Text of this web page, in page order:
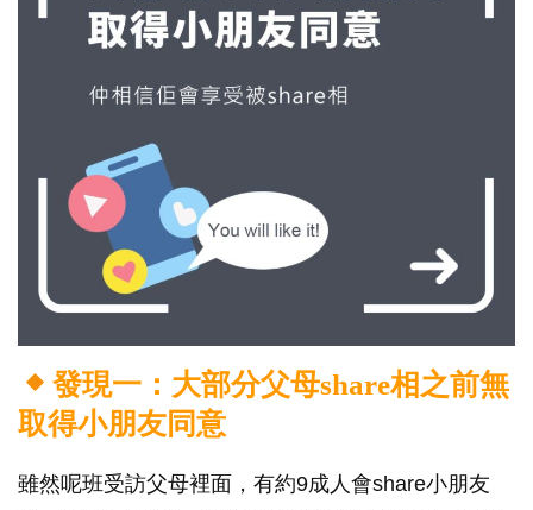
發現一：大部分父母share相之前無
取得小朋友同意
雖然呢班受訪父母裡面，有約9成人會share小朋友